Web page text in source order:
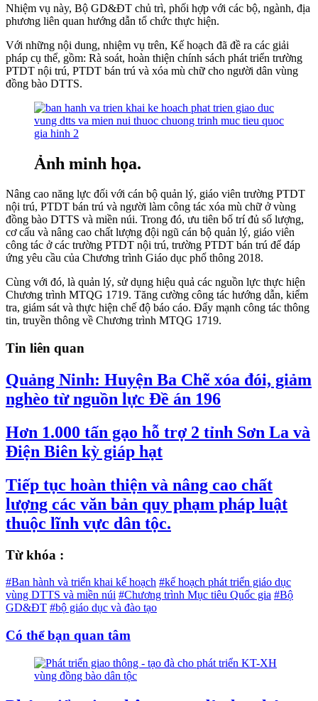
Nhiệm vụ này, Bộ GD&ĐT chủ trì, phối hợp với các bộ, ngành, địa
phương liên quan hướng dẫn tổ chức thực hiện.
Với những nội dung, nhiệm vụ trên, Kế hoạch đã đề ra các giải
pháp cụ thể, gồm: Rà soát, hoàn thiện chính sách phát triển trường
PTDT nội trú, PTDT bán trú và xóa mù chữ cho người dân vùng
đồng bào DTTS.
Ảnh minh họa.
Nâng cao năng lực đối với cán bộ quản lý, giáo viên trường PTDT
nội trú, PTDT bán trú và người làm công tác xóa mù chữ ở vùng
đồng bào DTTS và miền núi. Trong đó, ưu tiên bố trí đủ số lượng,
cơ cấu và nâng cao chất lượng đội ngũ cán bộ quản lý, giáo viên
công tác ở các trường PTDT nội trú, trường PTDT bán trú để đáp
ứng yêu cầu của Chương trình Giáo dục phổ thông 2018.
Cùng với đó, là quản lý, sử dụng hiệu quả các nguồn lực thực hiện
Chương trình MTQG 1719. Tăng cường công tác hướng dẫn, kiểm
tra, giám sát và thực hiện chế độ báo cáo. Đẩy mạnh công tác thông
tin, truyền thông về Chương trình MTQG 1719.
Tin liên quan
Quảng Ninh: Huyện Ba Chẽ xóa đói, giảm
nghèo từ nguồn lực Đề án 196
Hơn 1.000 tấn gạo hỗ trợ 2 tỉnh Sơn La và
Điện Biên kỳ giáp hạt
Tiếp tục hoàn thiện và nâng cao chất
lượng các văn bản quy phạm pháp luật
thuộc lĩnh vực dân tộc.
Từ khóa :
#Ban hành và triển khai kế hoạch #kế hoạch phát triển giáo dục
vùng DTTS và miền núi #Chương trình Mục tiêu Quốc gia #Bộ
GD&ĐT #bộ giáo dục và đào tạo
Có thể bạn quan tâm